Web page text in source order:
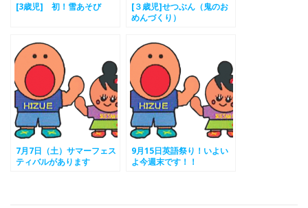
[3歳児] 初！雪あそび
[３歳児]せつぶん（鬼のお
めんづくり）
7月7日（土）サマーフェス
ティバルがあります
9月15日英語祭り！いよい
よ今週末です！！